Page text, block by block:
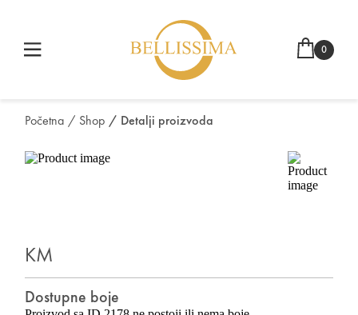
0
Početna / Shop / Detalji proizvoda
KM
Dostupne boje